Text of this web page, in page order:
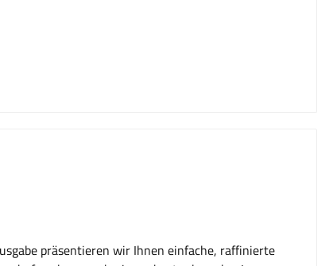
präsentieren wir Ihnen einfache, raffinierte